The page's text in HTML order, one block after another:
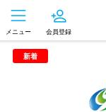
メニュー 会員登録
新着